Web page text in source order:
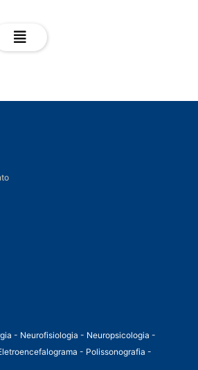
- Neurofisiologia - Neuropsicologia -
- Polissonografia -